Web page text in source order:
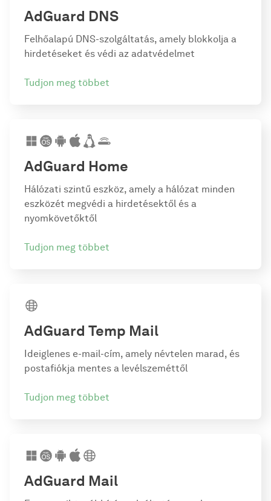
AdGuard DNS
Felhőalapú DNS-szolgáltatás, amely blokkolja a
hirdetéseket és védi az adatvédelmet
Tudjon meg többet
AdGuard Home
Hálózati szintű eszköz, amely a hálózat minden
eszközét megvédi a hirdetésektől és a
nyomkövetőktől
Tudjon meg többet
AdGuard Temp Mail
Ideiglenes e-mail-cím, amely névtelen marad, és
postafiókja mentes a levélszeméttől
Tudjon meg többet
AdGuard Mail